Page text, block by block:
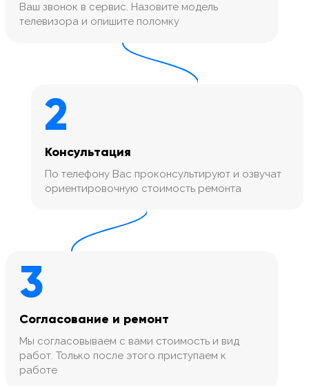
Ваш звонок в сервис. Назовите модель
телевизора и опишите поломку
2
Консультация
По телефону Вас проконсультируют и озвучат
ориентировочную стоимость ремонта
3
Согласование и ремонт
Мы согласовываем с вами стоимость и вид
работ. Только после этого приступаем к
работе